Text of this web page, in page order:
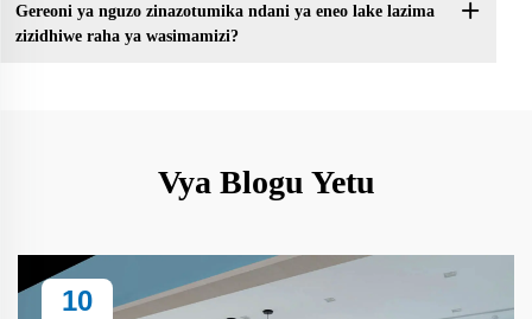
Gereoni ya nguzo zinazotumika ndani ya eneo lake lazima
zizidhiwe raha ya wasimamizi?
Vya Blogu Yetu
10